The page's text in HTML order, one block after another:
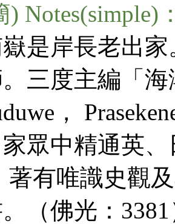
Notes(simple)
是岸長老出
三度主編「
，
眾中精通英
著有唯識史觀
（佛光：